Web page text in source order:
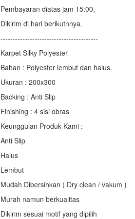
Pembayaran diatas jam 15:00,
Dikirim di hari berikutnnya.
----------------------------------------
Karpet Silky Polyester
Bahan : Polyester lembut dan halus.
Ukuran : 200x300
Backing : Anti Slip
Finishing : 4 sisi obras
Keunggulan Produk Kami :
Anti Slip
Halus
Lembut
Mudah Dibersihkan ( Dry clean / vakum )
Murah namun berkualitas
Dikirim sesuai motif yang dipilih